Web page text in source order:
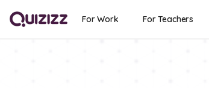
For Work For Teachers